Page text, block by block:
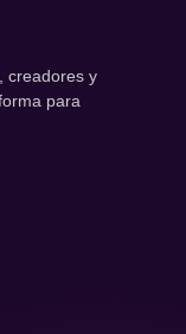
creadores y
para